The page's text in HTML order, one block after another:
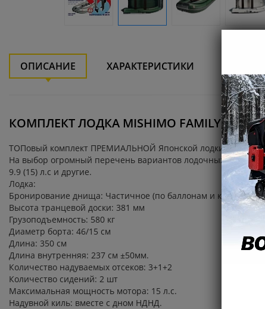
ОПИСАНИЕ ХАРАКТЕРИСТИКИ
КОМПЛЕКТ ЛОДКА MISHIMO FAMILY LITE
ТОПовый комплект ПРЕМИАЛЬНОЙ Японской лодки MISHIMO
На выбор огромный перечень вариантов лодочных моторов:
9.9 (15) л.с и другие.
Лодка:
Бронирование днища: Частичное (по баллонам и килю)
Высота транцевой доски: 381 мм
Грузоподъемность: 580 кг
Диаметр борта: 46/15 см
Длина: 350 см
Длина внутренняя: 237 см ±50мм.
Количество надуваемых отсеков: 3+1+2
Количество сидений: 2 шт
Максимальная мощность мотора: 15 л.с.
Надувной киль: вместе с дном НДНД.